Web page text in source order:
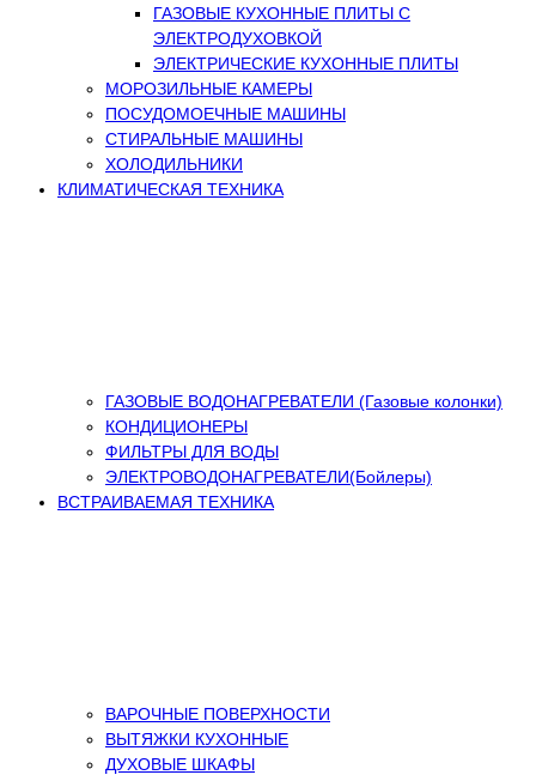
ГАЗОВЫЕ КУХОННЫЕ ПЛИТЫ С
ЭЛЕКТРОДУХОВКОЙ
ЭЛЕКТРИЧЕСКИЕ КУХОННЫЕ ПЛИТЫ
МОРОЗИЛЬНЫЕ КАМЕРЫ
ПОСУДОМОЕЧНЫЕ МАШИНЫ
СТИРАЛЬНЫЕ МАШИНЫ
ХОЛОДИЛЬНИКИ
КЛИМАТИЧЕСКАЯ ТЕХНИКА
ГАЗОВЫЕ ВОДОНАГРЕВАТЕЛИ (Газовые колонки)
КОНДИЦИОНЕРЫ
ФИЛЬТРЫ ДЛЯ ВОДЫ
ЭЛЕКТРОВОДОНАГРЕВАТЕЛИ(Бойлеры)
ВСТРАИВАЕМАЯ ТЕХНИКА
ВАРОЧНЫЕ ПОВЕРХНОСТИ
ВЫТЯЖКИ КУХОННЫЕ
ДУХОВЫЕ ШКАФЫ